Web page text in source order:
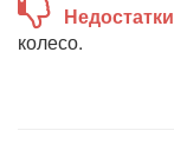
Недостатки
колесо.